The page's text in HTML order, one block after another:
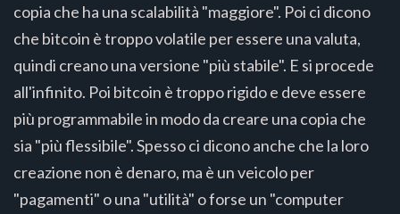
copia che ha una scalabilità "maggiore". Poi ci dicono
che bitcoin è troppo volatile per essere una valuta,
quindi creano una versione "più stabile". E si procede
all'infinito. Poi bitcoin è troppo rigido e deve essere
più programmabile in modo da creare una copia che
sia "più flessibile". Spesso ci dicono anche che la loro
creazione non è denaro, ma è un veicolo per
"pagamenti" o una "utilità" o forse un "computer